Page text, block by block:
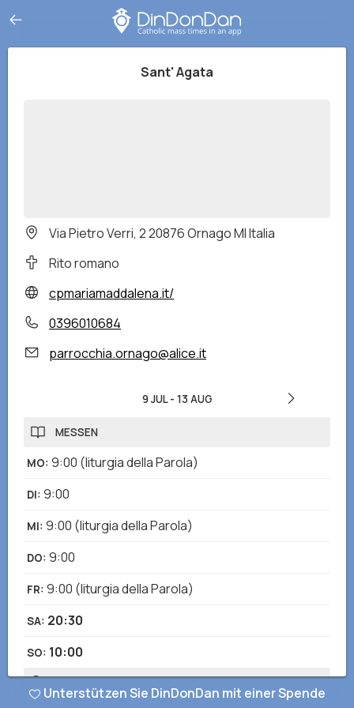
Sant' Agata
Via Pietro Verri, 2 20876 Ornago MI Italia
Rito romano
cpmariamaddalena.it/
0396010684
parrocchia.ornago@alice.it
9 JUL- 13 AUG
MESSEN
MO: 9:00 (liturgia della Parola)
DI: 9:00
MI: 9:00 (liturgia della Parola)
DO: 9:00
FR: 9:00 (liturgia della Parola)
SA: 20:30
SO: 10:00
BEICHTEN
Unterstützen Sie DinDonDan mit einer Spende